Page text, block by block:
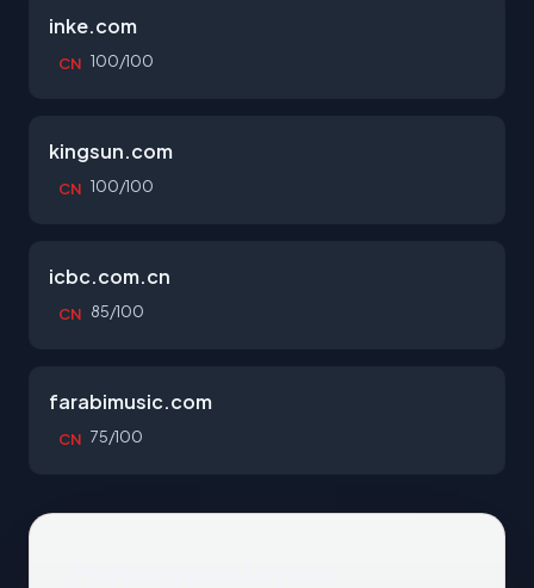
inke.com
CN 100/100
kingsun.com
CN 100/100
icbc.com.cn
CN 85/100
farabimusic.com
CN 75/100